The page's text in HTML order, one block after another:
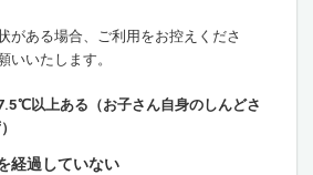
がある場合、ご利用をお控えくださ
いいたします。
以上ある（お子さん自身のしんどさ
経過していない